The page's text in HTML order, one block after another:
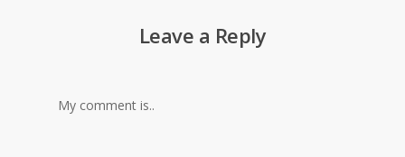
Leave a Reply
My comment is..